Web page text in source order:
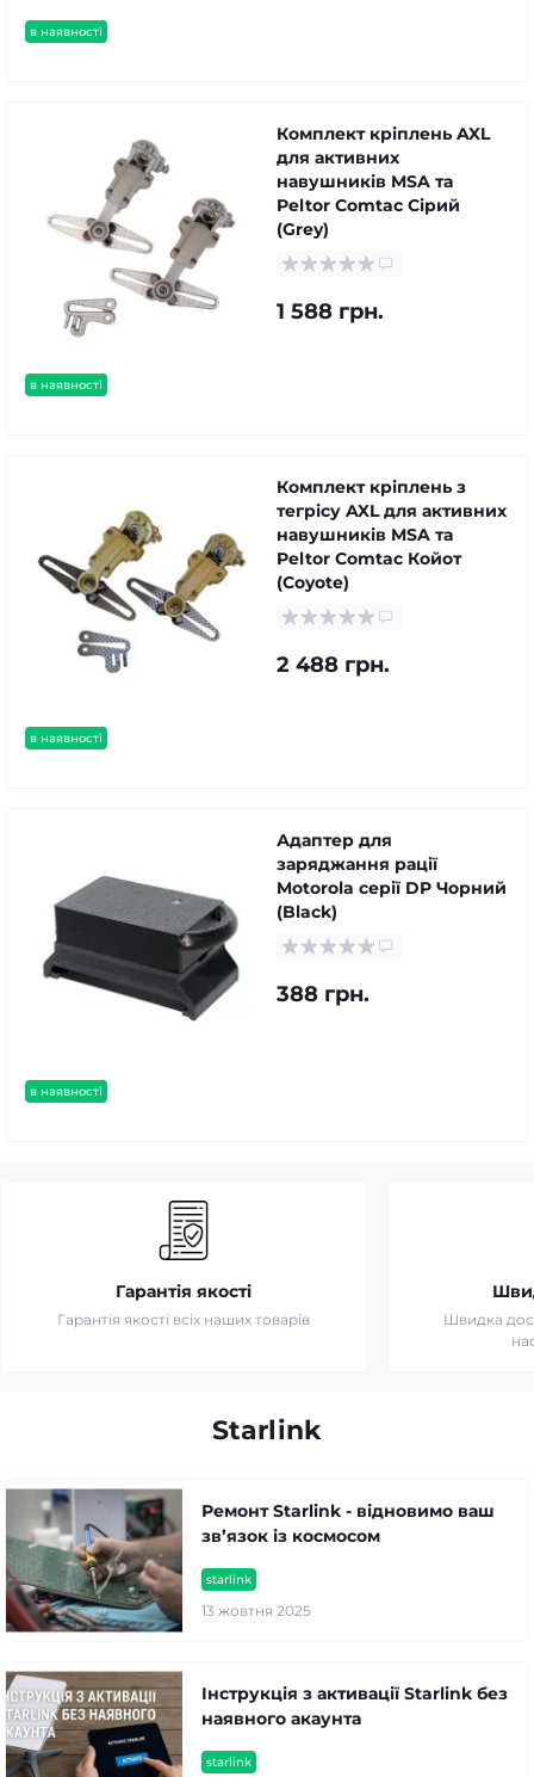
в наявності
в наявності
Комплект кріплень AXL
для активних
навушників MSA та
Peltor Comtac Сірий
(Grey)
1 588 грн.
в наявності
Комплект кріплень з
тегрісу AXL для активних
навушників MSA та
Peltor Comtac Койот
(Coyote)
2 488 грн.
в наявності
Адаптер для
заряджання рації
Motorola серії DP Чорний
(Black)
388 грн.
Гарантія якості
Гарантія якості всіх наших товарів
Швидка
Starlink
starlink
13 жовтня 2025
Ремонт Starlink - відновимо ваш
зв’язок із космосом
starlink
Інструкція з активації Starlink без
наявного акаунта